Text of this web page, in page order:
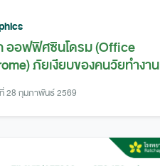
ออฟฟิศซินโดรม (Office
ภัยเงียบของคนวัยทำงาน
28 กุมภาพันธ์ 2569